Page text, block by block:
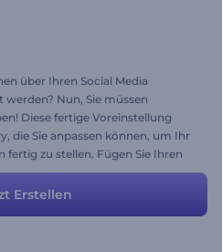
über Ihren Social Media
Nun, Sie müssen
Diese fertige Voreinstellung
die Sie anpassen können, um Ihr
zu stellen. Fügen Sie Ihren
Sie den Stil und die Farben, und
Erstellen